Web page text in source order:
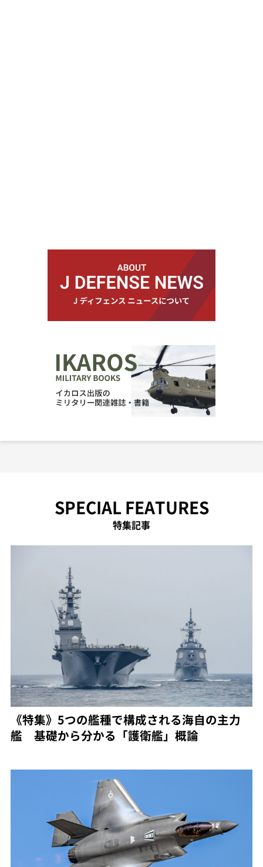
SPECIAL FEATURES
特集記事
《特集》5つの艦種で構成される海自の主力
艦 基礎から分かる「護衛艦」概論